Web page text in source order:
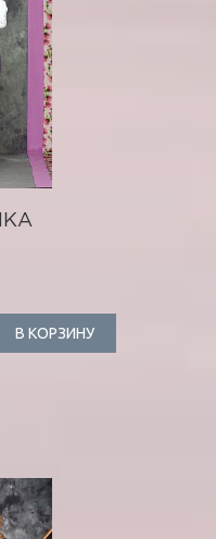
В КОРЗИНУ